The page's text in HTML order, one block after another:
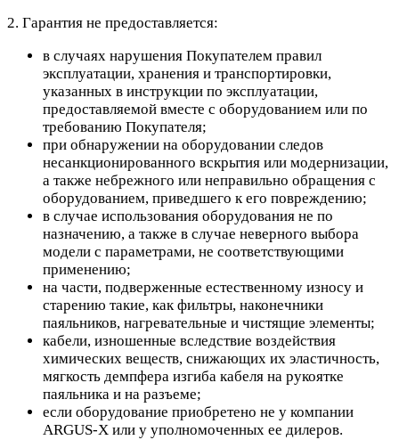
2. Гарантия не предоставляется:
в случаях нарушения Покупателем правил
эксплуатации, хранения и транспортировки,
указанных в инструкции по эксплуатации,
предоставляемой вместе с оборудованием или по
требованию Покупателя;
при обнаружении на оборудовании следов
несанкционированного вскрытия или модернизации,
а также небрежного или неправильно обращения с
оборудованием, приведшего к его повреждению;
в случае использования оборудования не по
назначению, а также в случае неверного выбора
модели с параметрами, не соответствующими
применению;
на части, подверженные естественному износу и
старению такие, как фильтры, наконечники
паяльников, нагревательные и чистящие элементы;
кабели, изношенные вследствие воздействия
химических веществ, снижающих их эластичность,
мягкость демпфера изгиба кабеля на рукоятке
паяльника и на разъеме;
если оборудование приобретено не у компании
ARGUS-X или у уполномоченных ее дилеров.